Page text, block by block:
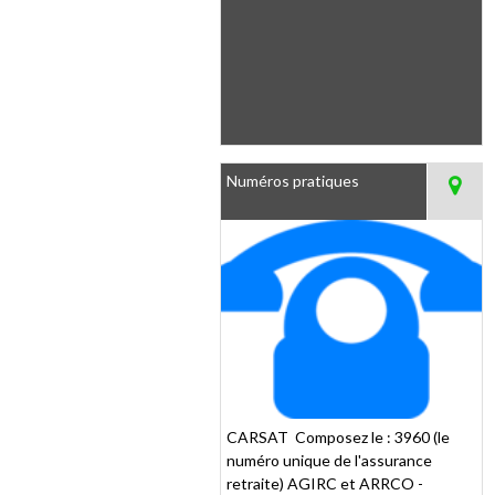
Numéros pratiques
CARSAT Composez le : 3960 (le
numéro unique de l'assurance
retraite) AGIRC et ARRCO -